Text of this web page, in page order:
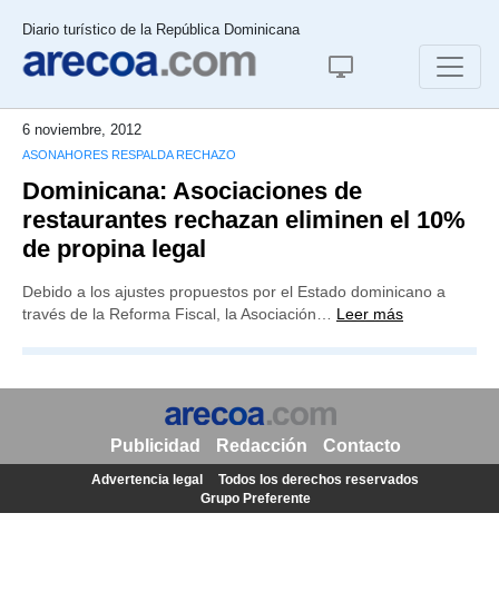
Diario turístico de la República Dominicana
6 noviembre, 2012
ASONAHORES RESPALDA RECHAZO
Dominicana: Asociaciones de
restaurantes rechazan eliminen el 10%
de propina legal
Debido a los ajustes propuestos por el Estado dominicano a
través de la Reforma Fiscal, la Asociación… Leer más
Publicidad Redacción Contacto
Advertencia legal
Todos los derechos reservados
Grupo Preferente